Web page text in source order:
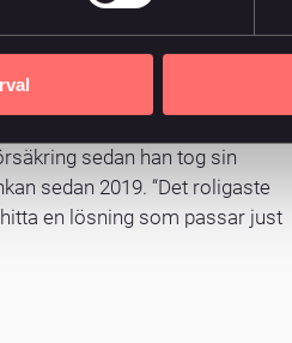
sedan han tog sin
sedan 2019. “Det roligaste
en lösning som passar just